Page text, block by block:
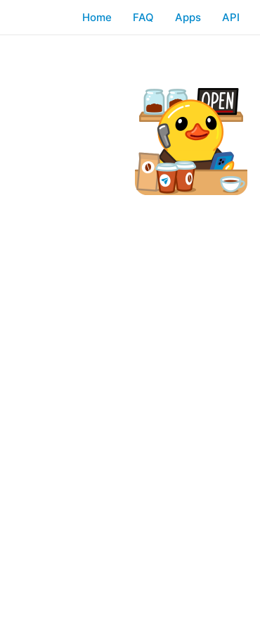
Home FAQ Apps API